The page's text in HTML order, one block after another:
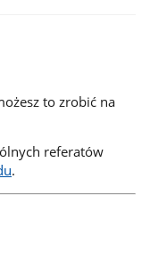
to zrobić na
referatów
.